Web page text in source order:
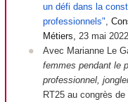
un défi dans la
professionnels"
Métiers, 23 mai 2022
Avec Marianne Le
femmes pendant le
professionnel,
RT25 au congrès